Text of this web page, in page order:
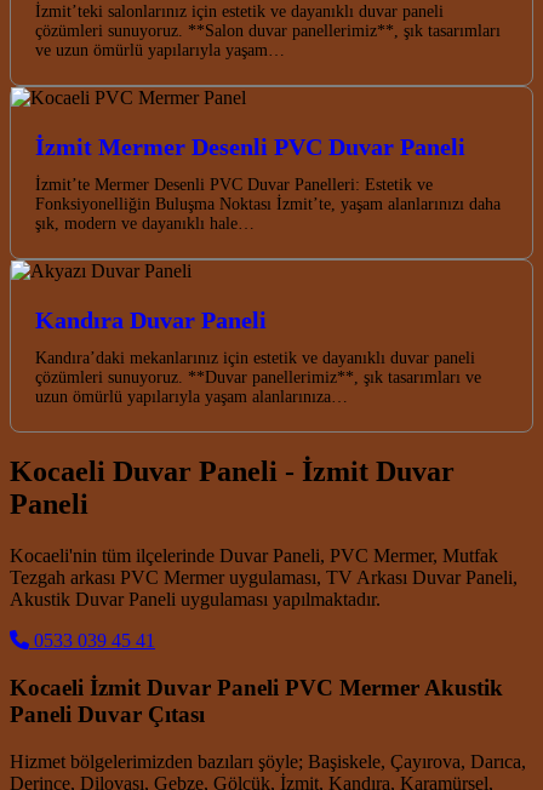
İzmit’teki salonlarınız için estetik ve dayanıklı duvar paneli
çözümleri sunuyoruz. **Salon duvar panellerimiz**, şık tasarımları
ve uzun ömürlü yapılarıyla yaşam…
İzmit Mermer Desenli PVC Duvar Paneli
İzmit’te Mermer Desenli PVC Duvar Panelleri: Estetik ve
Fonksiyonelliğin Buluşma Noktası İzmit’te, yaşam alanlarınızı daha
şık, modern ve dayanıklı hale…
Kandıra Duvar Paneli
Kandıra’daki mekanlarınız için estetik ve dayanıklı duvar paneli
çözümleri sunuyoruz. **Duvar panellerimiz**, şık tasarımları ve
uzun ömürlü yapılarıyla yaşam alanlarınıza…
Kocaeli Duvar Paneli - İzmit Duvar
Paneli
Kocaeli'nin tüm ilçelerinde Duvar Paneli, PVC Mermer, Mutfak
Tezgah arkası PVC Mermer uygulaması, TV Arkası Duvar Paneli,
Akustik Duvar Paneli uygulaması yapılmaktadır.
0533 039 45 41
Kocaeli İzmit Duvar Paneli PVC Mermer Akustik
Paneli Duvar Çıtası
Hizmet bölgelerimizden bazıları şöyle; Başiskele, Çayırova, Darıca,
Derince, Dilovası, Gebze, Gölcük, İzmit, Kandıra, Karamürsel,